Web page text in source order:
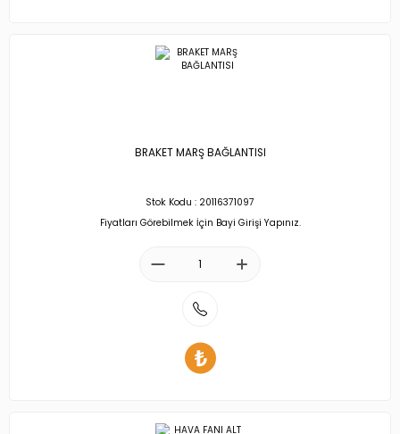
BRAKET MARŞ BAĞLANTISI
Stok Kodu : 20116371097
Fiyatları Görebilmek İçin Bayi Girişi Yapınız.